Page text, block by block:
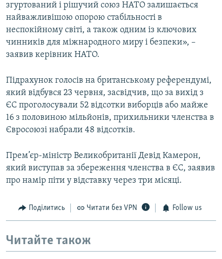
згуртований і рішучий союз НАТО залишається
найважливішою опорою стабільності в
неспокійному світі, а також одним із ключових
чинників для міжнародного миру і безпеки», –
заявив керівник НАТО.
Підрахунок голосів на британському референдумі,
який відбувся 23 червня, засвідчив, що за вихід з
ЄС проголосували 52 відсотки виборців або майже
16 з половиною мільйонів, прихильники членства в
Євросоюзі набрали 48 відсотків.
Прем’єр-міністр Великобританії Девід Камерон,
який виступав за збереження членства в ЄС, заявив
про намір піти у відставку через три місяці.
Поділитись Читати без VPN Follow us
Читайте також